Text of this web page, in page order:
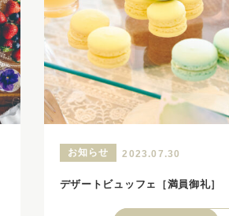
お知らせ 2023.07.30
デザートビュッフェ［満員御礼］